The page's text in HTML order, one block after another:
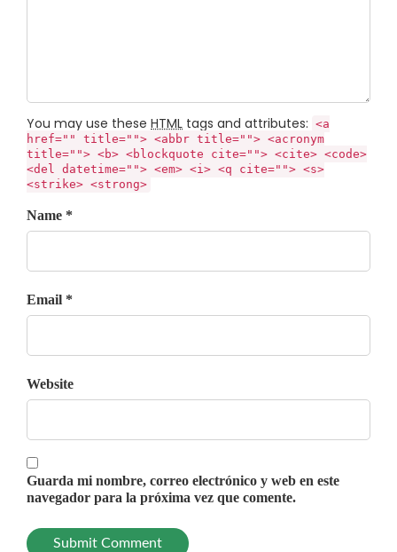
You may use these HTML tags and attributes: <a
href="" title=""> <abbr title=""> <acronym
title=""> <b> <blockquote cite=""> <cite> <code>
<del datetime=""> <em> <i> <q cite=""> <s>
<strike> <strong>
Name *
Email *
Website
Guarda mi nombre, correo electrónico y web en este
navegador para la próxima vez que comente.